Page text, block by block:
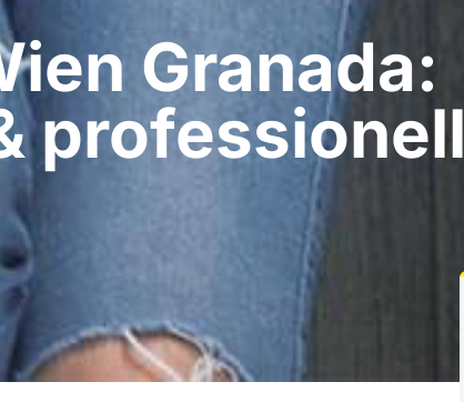
Granada:
professionell​